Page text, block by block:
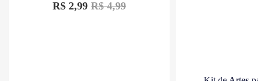
de
R$4,99
R$ 2,99